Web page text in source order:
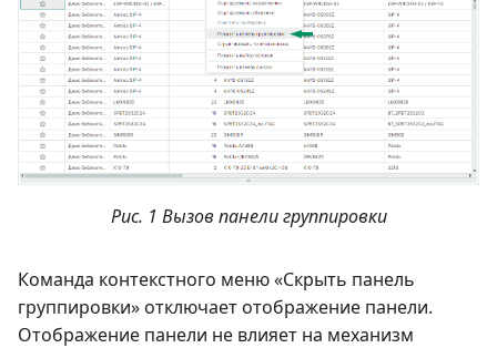
Рис. 1 Вызов панели группировки
Команда контекстного меню «Скрыть панель
группировки» отключает отображение панели.
Отображение панели не влияет на механизм